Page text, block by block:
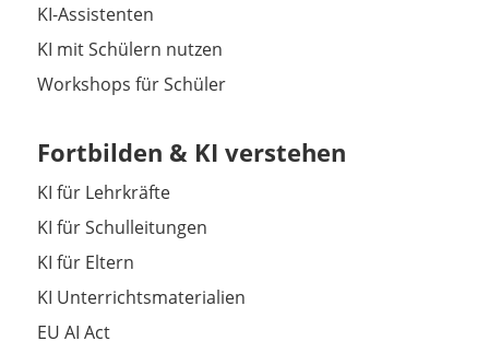
KI-Assistenten
KI mit Schülern nutzen
Workshops für Schüler
Fortbilden & KI verstehen
KI für Lehrkräfte
KI für Schulleitungen
KI für Eltern
KI Unterrichtsmaterialien
EU AI Act